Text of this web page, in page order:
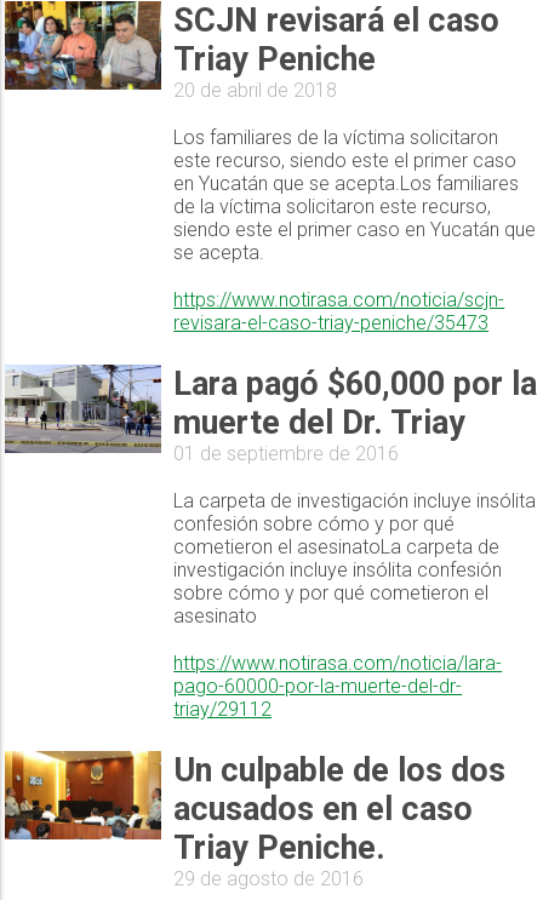
SCJN revisará el caso
Triay Peniche
20 de abril de 2018
Los familiares de la víctima solicitaron
este recurso, siendo este el primer caso
en Yucatán que se acepta.Los familiares
de la víctima solicitaron este recurso,
siendo este el primer caso en Yucatán que
se acepta.
https://www.notirasa.com/noticia/scjn-
revisara-el-caso-triay-peniche/35473
Lara pagó $60,000 por la
muerte del Dr. Triay
01 de septiembre de 2016
La carpeta de investigación incluye insólita
confesión sobre cómo y por qué
cometieron el asesinatoLa carpeta de
investigación incluye insólita confesión
sobre cómo y por qué cometieron el
asesinato
https://www.notirasa.com/noticia/lara-
pago-60000-por-la-muerte-del-dr-
triay/29112
Un culpable de los dos
acusados en el caso
Triay Peniche.
29 de agosto de 2016